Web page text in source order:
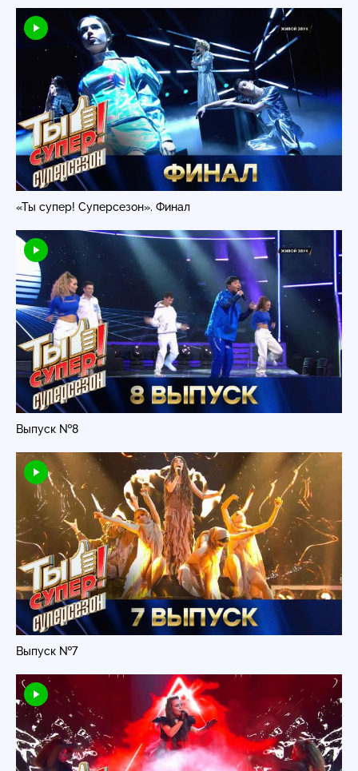
«Ты супер! Суперсезон». Финал
Выпуск №8
Выпуск №7